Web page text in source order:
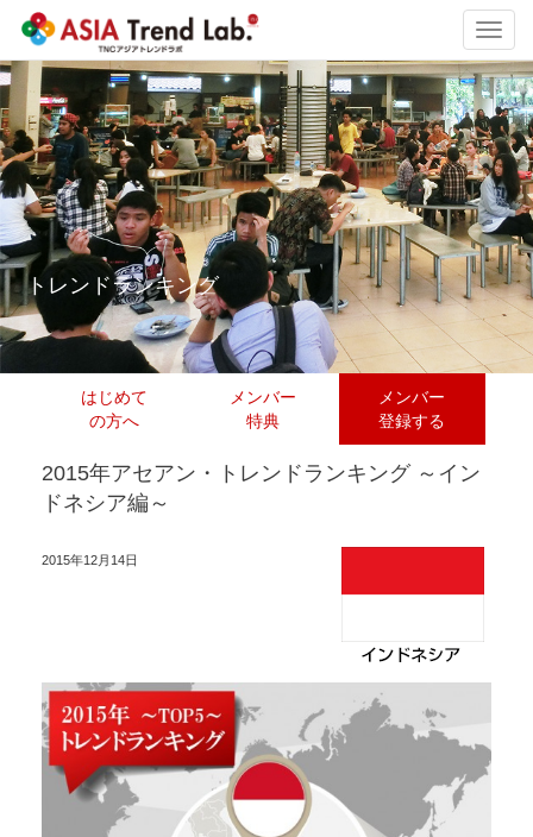
トレンドランキング
はじめて
の方へ
メンバー
特典
メンバー
登録する
2015年アセアン・トレンドランキング ～イン
ドネシア編～
2015年12月14日